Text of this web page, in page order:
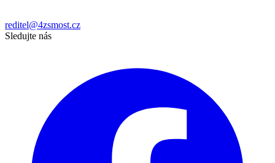
reditel@4zsmost.cz
Sledujte nás